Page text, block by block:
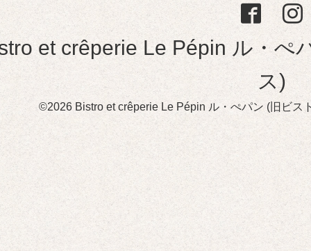
et crêperie Le Pépin ル・ぺ
ス)
©2026 Bistro et crêperie Le Pépin ル・ぺパン (旧ビス